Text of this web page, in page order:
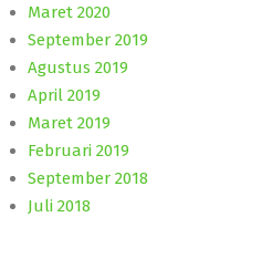
Maret 2020
September 2019
Agustus 2019
April 2019
Maret 2019
Februari 2019
September 2018
Juli 2018